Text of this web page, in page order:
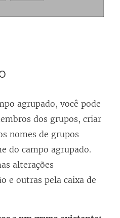
agrupado, você pode
dos grupos, criar
nomes de grupos
do campo agrupado.
alterações
e outras pela caixa de